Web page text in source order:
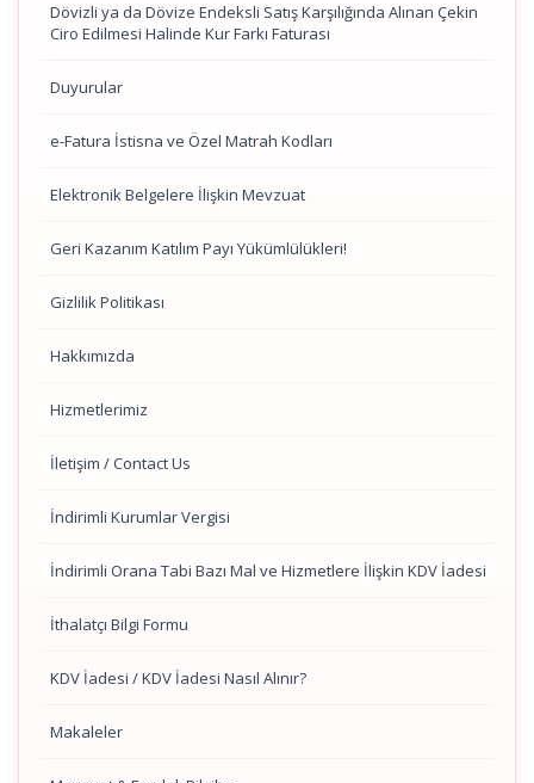
Dövizli ya da Dövize Endeksli Satış Karşılığında Alınan Çekin
Ciro Edilmesi Halinde Kur Farkı Faturası
Duyurular
e-Fatura İstisna ve Özel Matrah Kodları
Elektronik Belgelere İlişkin Mevzuat
Geri Kazanım Katılım Payı Yükümlülükleri!
Gizlilik Politikası
Hakkımızda
Hizmetlerimiz
İletişim / Contact Us
İndirimli Kurumlar Vergisi
İndirimli Orana Tabi Bazı Mal ve Hizmetlere İlişkin KDV İadesi
İthalatçı Bilgi Formu
KDV İadesi / KDV İadesi Nasıl Alınır?
Makaleler